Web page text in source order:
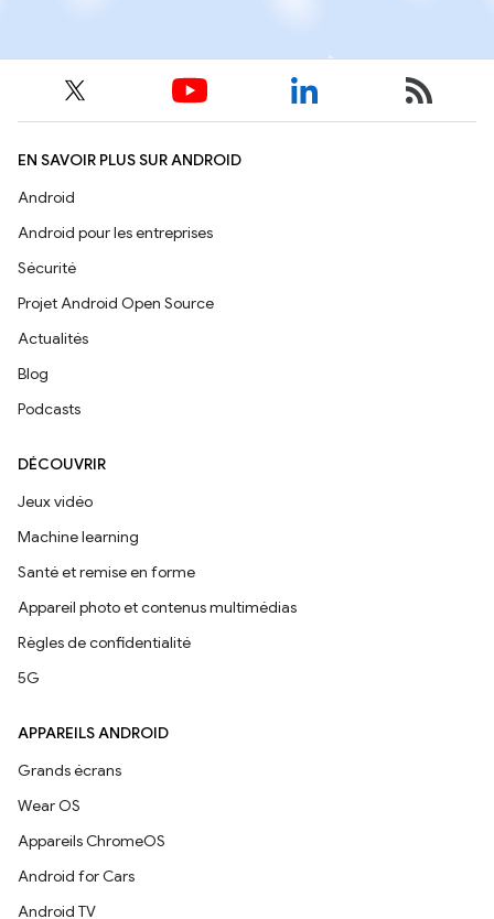
EN SAVOIR PLUS SUR ANDROID
Android
Android pour les entreprises
Sécurité
Projet Android Open Source
Actualités
Blog
Podcasts
DÉCOUVRIR
Jeux vidéo
Machine learning
Santé et remise en forme
Appareil photo et contenus multimédias
Règles de confidentialité
5G
APPAREILS ANDROID
Grands écrans
Wear OS
Appareils ChromeOS
Android for Cars
Android TV